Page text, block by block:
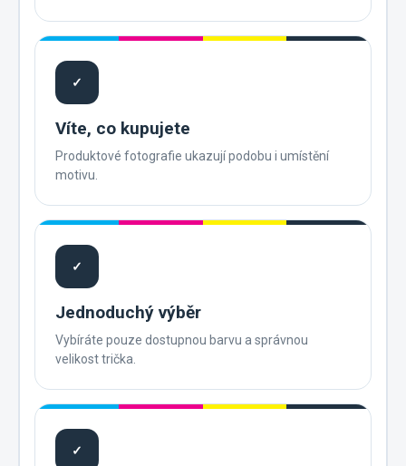
✓
Víte, co kupujete
Produktové fotografie ukazují podobu i umístění
motivu.
✓
Jednoduchý výběr
Vybíráte pouze dostupnou barvu a správnou
velikost trička.
✓